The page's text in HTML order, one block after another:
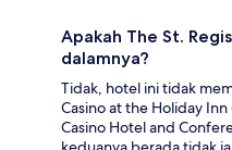
Apakah The St.
dalamnya?
Tidak, hotel ini tidak
Casino at the Holiday
Casino Hotel and